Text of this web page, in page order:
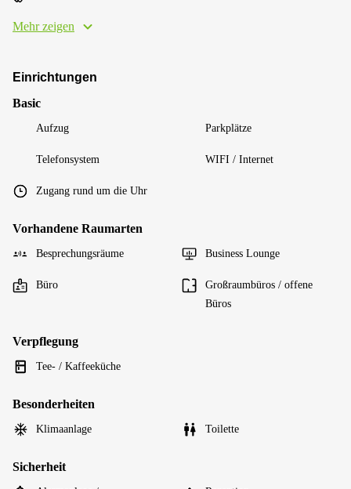
Mehr zeigen
Einrichtungen
Basic
Aufzug Parkplätze
Telefonsystem WIFI / Internet
Zugang rund um die Uhr
Vorhandene Raumarten
Besprechungsräume Business Lounge
Büro
Großraumbüros / offene
Büros
Verpflegung
Tee- / Kaffeeküche
Besonderheiten
Klimaanlage Toilette
Sicherheit